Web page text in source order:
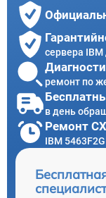
сервера IBM
ремонт по
в день
Ремонт
IBM